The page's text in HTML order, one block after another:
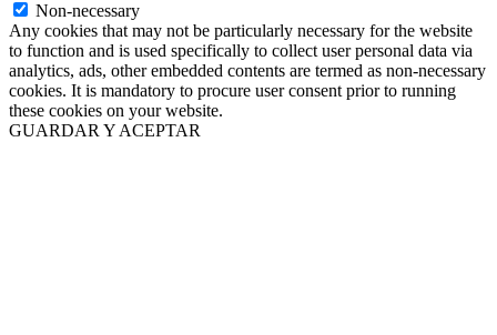
Non-necessary
Any cookies that may not be particularly necessary for the website
to function and is used specifically to collect user personal data via
analytics, ads, other embedded contents are termed as non-necessary
cookies. It is mandatory to procure user consent prior to running
these cookies on your website.
GUARDAR Y ACEPTAR